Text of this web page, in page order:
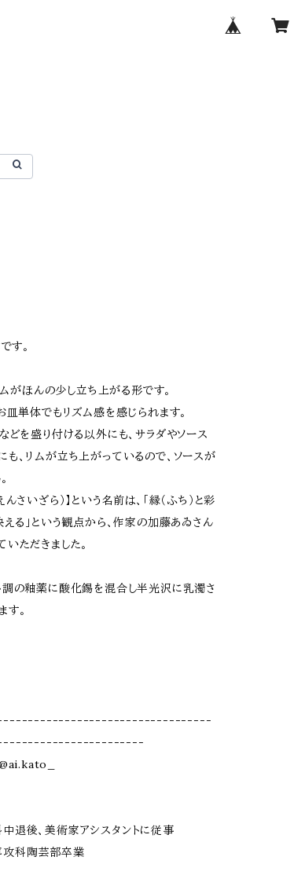
す。
がほんの少し立ち上がる形です。
皿単体でもリズム感を感じられます。
どを盛り付ける以外にも、サラダやソース
、リムが立ち上がっているので、ソースが
さいざら）】という名前は、「縁（ふち）と彩
える」という観点から、作家の加藤あゐさん
ただきました。
調の釉薬に酸化錫を混合し半光沢に乳濁さ
。
退後、美術家アシスタントに従事
科陶芸部卒業